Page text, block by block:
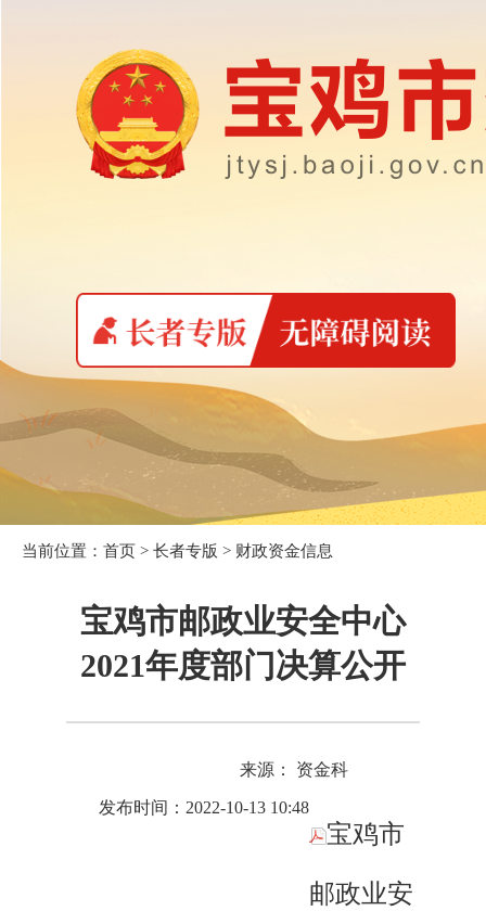
当前位置： 首页 > 长者专版 > 财政资金信息
宝鸡市邮政业安全中心
2021年度部门决算公开
来源： 资金科
发布时间：2022-10-13 10:48
宝鸡市
邮政业安